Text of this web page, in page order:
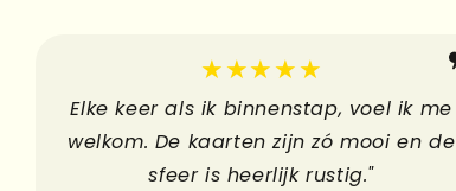
★★★★★
Elke keer als ik binnenstap, voel ik me
welkom. De kaarten zijn zó mooi en de
sfeer is heerlijk rustig."